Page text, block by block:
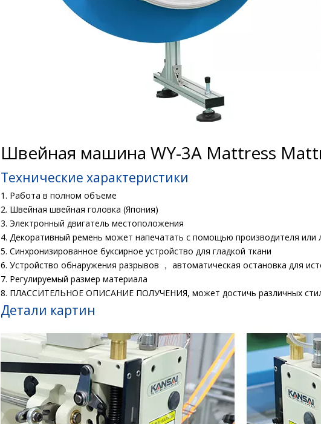
Швейная машина WY-3A Mattress
Технические характеристики
1. Работа в полном объеме
2. Швейная швейная головка (Япония)
3. Электронный двигатель местоположения
4. Декоративный ремень может напечатать с помощью производителя
5. Синхронизированное буксирное устройство для гладкой ткани
6. Устройство обнаружения разрывов ， автоматическая остановка для
7. Регулируемый размер материала
8. ПЛАССИТЕЛЬНОЕ ОПИСАНИЕ ПОЛУЧЕНИЯ, может достичь различных
Детали картин